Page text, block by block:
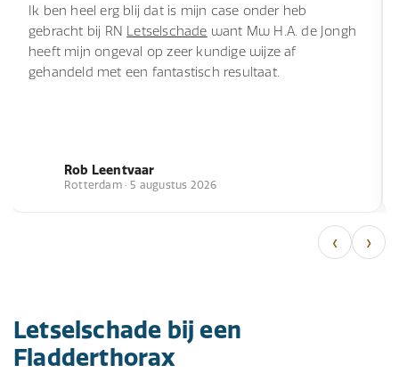
Ik ben heel erg blij dat is mijn case onder heb
gebracht bij RN Letselschade want Mw H.A. de Jongh
heeft mijn ongeval op zeer kundige wijze af
gehandeld met een fantastisch resultaat.
Rob Leentvaar
Rotterdam · 5 augustus 2026
‹ ›
Letselschade bij een
Fladderthorax